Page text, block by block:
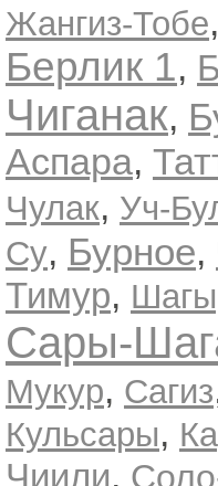
Жангиз-Тобе,
Берлик 1,
Чиганак,
Аспара,
Чулак, Уч-
Су, Бурное,
Тимур,
Сары-
Мукур, Сагиз
Кульсары,
Чиили,